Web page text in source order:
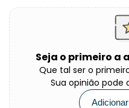
Seja o primeiro a
Que tal ser o
Sua opinião pode